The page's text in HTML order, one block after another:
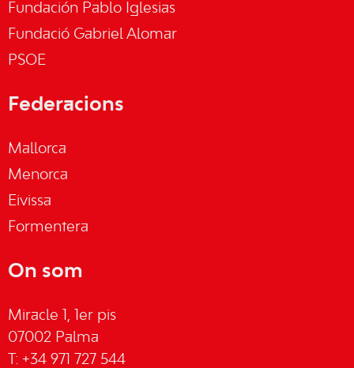
Fundación Pablo Iglesias
Fundació Gabriel Alomar
PSOE
Federacions
Mallorca
Menorca
Eivissa
Formentera
On som
Miracle 1, 1er pis
07002 Palma
T: +34 971 727 544